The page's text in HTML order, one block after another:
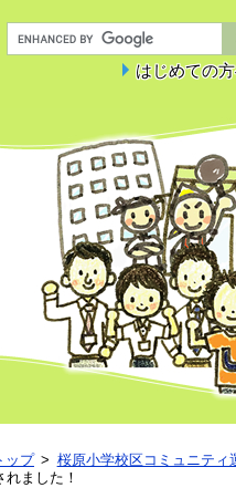
はじめての
校区コミュニティ運営
ップ 桜原小学校区コミュニティ
ました！